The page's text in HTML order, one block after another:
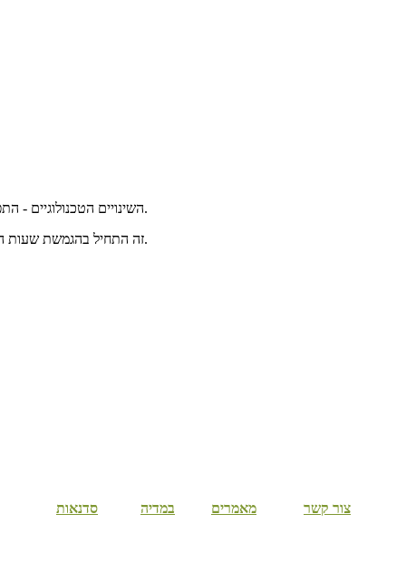
השינויים הטכנולוגיים - התפתחות האינטרנט, התקשורת הסלולרית וכו', יצרו אפשרויות העסקה מגוונות.
זה התחיל בהגמשת שעות העבודה, המשיך בעבודה חלקית מהבית וכיום יש עובדים שכירים שכל עבודתם מתנהלת מהבית כגון, אנשי מכירות טלפוניות, יועצים ומוכרים בשוק ההון.
קרה לכם שדיברתם עם מישהו אבל החשיבה שלכם נדדה למקומות אחרים? סדנאות במדיה מאמרים צור קשר